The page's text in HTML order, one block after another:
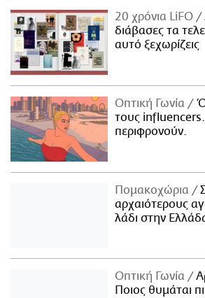
20 χρόνια LiFO
διάβασες τα
αυτό ξεχωρίζεις
Οπτική Γωνία
τους influencers.
περιφρονούν.
Πομακοχώρια
αρχαιότερους
λάδι στην
Οπτική Γωνία
Ποιος θυμάται